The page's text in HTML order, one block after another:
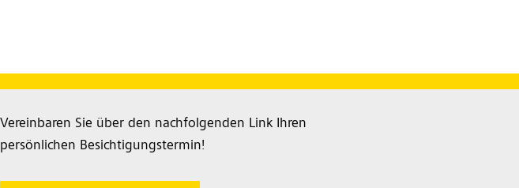
Vereinbaren Sie über den nachfolgenden Link Ihren
persönlichen Besichtigungstermin!